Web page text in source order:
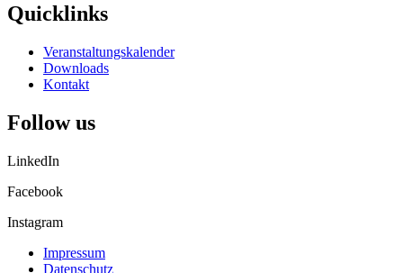
Quicklinks
Veranstaltungskalender
Downloads
Kontakt
Follow us
LinkedIn
Facebook
Instagram
Impressum
Datenschutz